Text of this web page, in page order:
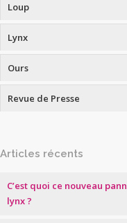
Loup
Lynx
Ours
Revue de Presse
Articles récents
C’est quoi ce nouveau
lynx ?